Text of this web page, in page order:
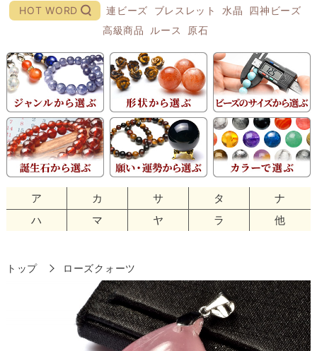
HOT WORD 連ビーズ ブレスレット 水晶
四神ビーズ
高級商品
ルース 原石
ア カ サ タ
ナ
ハ
マ ヤ ラ 他
トップ ローズクォーツ